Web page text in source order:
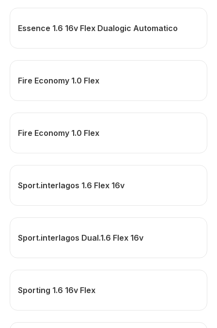
Essence 1.6 16v Flex Dualogic Automatico
Fire Economy 1.0 Flex
Fire Economy 1.0 Flex
Sport.interlagos 1.6 Flex 16v
Sport.interlagos Dual.1.6 Flex 16v
Sporting 1.6 16v Flex